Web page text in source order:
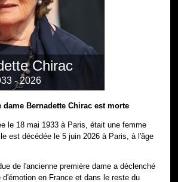
Chirac
- 2026
Bernadette Chirac est morte
le 18 mai 1933 à Paris, était une femme
est décédée le 5 juin 2026 à Paris, à l'âge
de l'ancienne première dame a déclenché
d'émotion en France et dans le reste du